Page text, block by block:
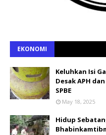
EKONOMI
Keluhkan Isi
Desak APH
SPBE
May 18, 2025
Hidup